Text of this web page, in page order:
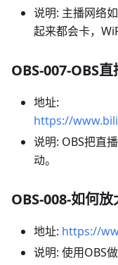
说明: 主播网络
起来都会卡，
OBS-007-OBS
地址:
https://
说明: OBS把直
动。
OBS-008-如何
地址: https://
说明: 使用OBS